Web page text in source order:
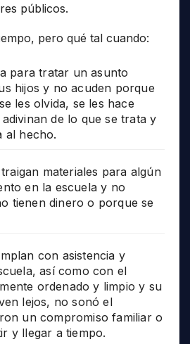
públicos.
pero qué tal cuando:
para tratar un asunto
hijos y no acuden porque
les olvida, se les hace
de lo que se trata y
al hecho.
materiales para algún
en la escuela y no
tienen dinero o porque se
con asistencia y
así como con el
ordenado y limpio y su
lejos, no sonó el
un compromiso familiar o
y llegar a tiempo.